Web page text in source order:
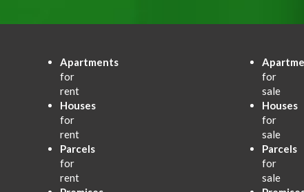
Apartments
for
rent
Houses
for
rent
Parcels
for
rent
for
sale
Houses
for
sale
Parcels
for
sale